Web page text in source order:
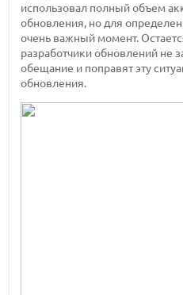
использовал полный объем
обновления, но для
очень важный момент.
разработчики обновлений не
обещание и поправят эту
обновления.